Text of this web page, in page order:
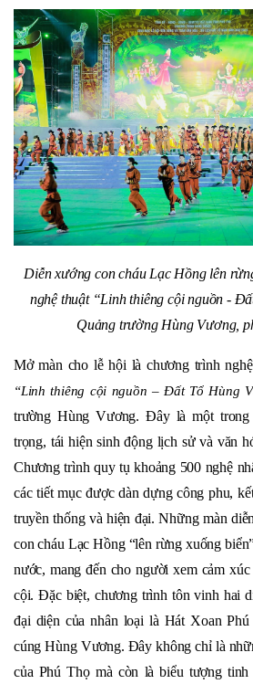
Diễn xướng con cháu Lạc Hồng lên
nghệ thuật “Linh thiêng cội nguồn -
Quảng trường Hùng Vương,
Mở màn cho lễ hội là chương trình
“Linh thiêng cội nguồn – Đất Tổ Hùng
trường Hùng Vương. Đây là một trong
trọng, tái hiện sinh động lịch sử và văn
Chương trình quy tụ khoảng 500 nghệ
các tiết mục được dàn dựng công phu,
truyền thống và hiện đại. Những màn
con cháu Lạc Hồng “lên rừng xuống
nước, mang đến cho người xem cảm
cội. Đặc biệt, chương trình tôn vinh hai
đại diện của nhân loại là Hát Xoan
cúng Hùng Vương. Đây không chỉ là
của Phú Thọ mà còn là biểu tượng